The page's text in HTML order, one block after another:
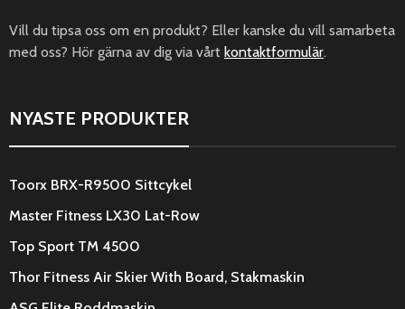
Vill du tipsa oss om en produkt? Eller kanske du vill samarbeta
med oss? Hör gärna av dig via vårt kontaktformulär.
NYASTE PRODUKTER
Toorx BRX-R9500 Sittcykel
Master Fitness LX30 Lat-Row
Top Sport TM 4500
Thor Fitness Air Skier With Board, Stakmaskin